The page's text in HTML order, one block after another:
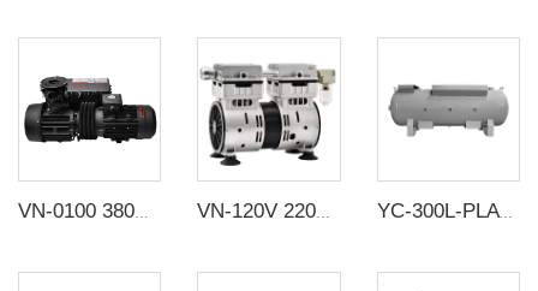
YC-300L-PLATH-CSH 12bar Tangki penyimpanan udara horisontal seamless baja karbon